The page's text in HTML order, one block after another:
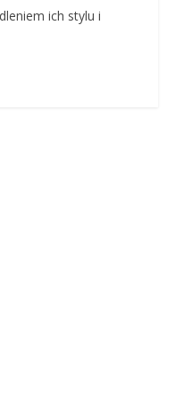
ich stylu i